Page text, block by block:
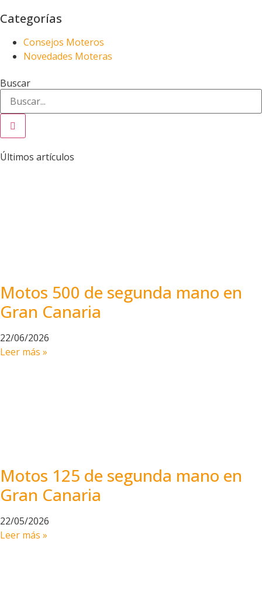
Categorías
Consejos Moteros
Novedades Moteras
Buscar
Últimos artículos
Motos 500 de segunda mano en
Gran Canaria
22/06/2026
Leer más »
Motos 125 de segunda mano en
Gran Canaria
22/05/2026
Leer más »